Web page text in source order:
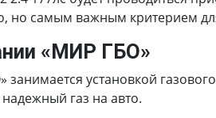
но самым важным критерием
«МИР ГБО»
установкой
газ на авто.